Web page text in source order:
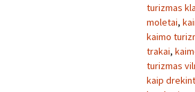
turizmas
moletai,
kaimo
trakai,
turizmas
kaip